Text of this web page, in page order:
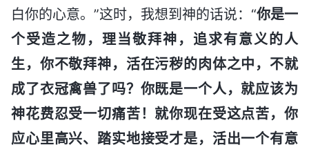
白你的心意。”这时，我想到神的话说：“你是一
个受造之物，理当敬拜神，追求有意义的人
生，你不敬拜神，活在污秽的肉体之中，不就
成了衣冠禽兽了吗？你既是一个人，就应该为
神花费忍受一切痛苦！就你现在受这点苦，你
应心里高兴、踏实地接受才是，活出一个有意